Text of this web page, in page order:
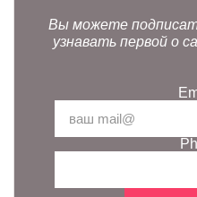
Вы можете
узнавать первой о